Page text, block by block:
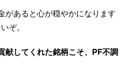
があると心が穏やかになります
ぞ。
献してくれた銘柄こそ、PF不調